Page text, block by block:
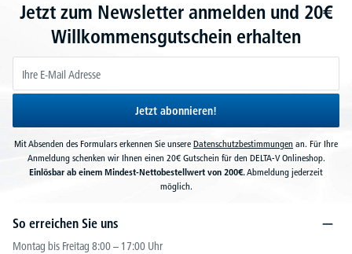
Jetzt zum Newsletter anmelden und 20€
Willkommensgutschein erhalten
Jetzt abonnieren!
Mit Absenden des Formulars erkennen Sie unsere Datenschutzbestimmungen an. Für Ihre
Anmeldung schenken wir Ihnen einen 20€ Gutschein für den DELTA-V Onlineshop.
Einlösbar ab einem Mindest-Nettobestellwert von 200€.Abmeldung jederzeit
möglich.
So erreichen Sie uns
Montag bis Freitag 8:00 – 17:00 Uhr